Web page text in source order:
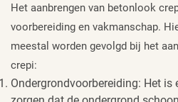
Het aanbrengen van betonlook
voorbereiding en vakmanschap.
meestal worden gevolgd bij het
crepi:
Ondergrondvoorbereiding: Het is